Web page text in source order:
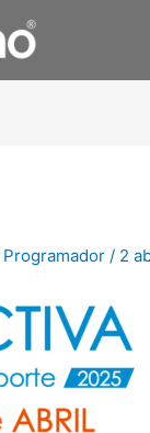
Programador / 2